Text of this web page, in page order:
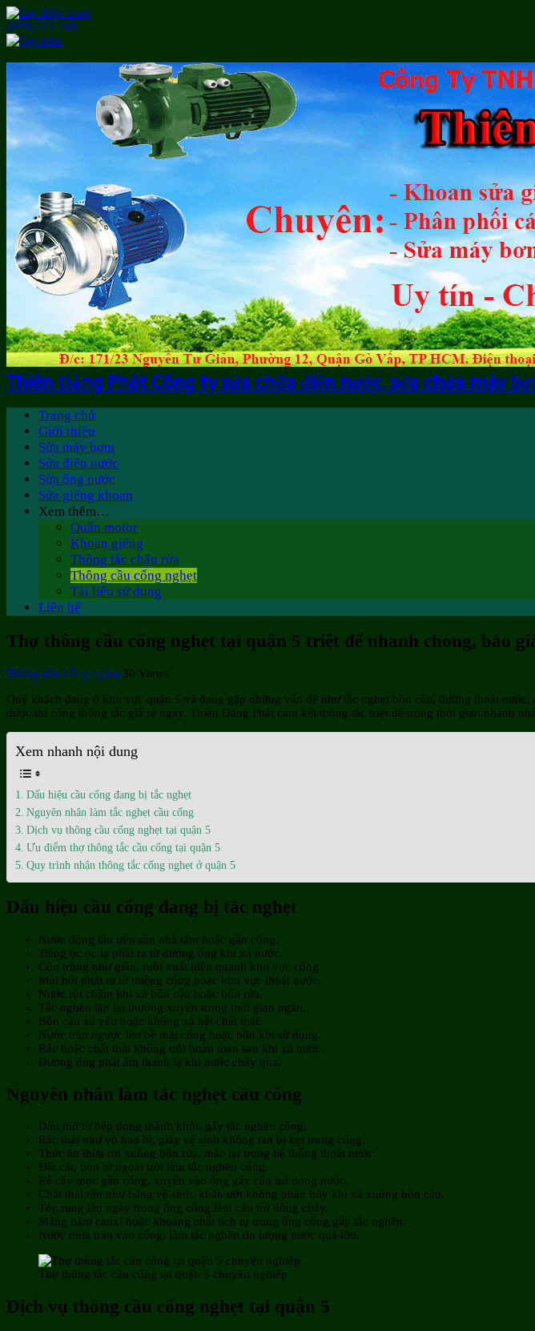
0978 333 168
Thiên Đăng Phát Công ty sửa chữa điện nước, sửa chữa máy
Trang chủ
Giới thiệu
Sửa máy bơm
Sửa điện nước
Sửa ống nước
Sửa giếng khoan
Xem thêm…
Quấn motor
Khoan giếng
Thông tắc chậu rửa
Thông cầu cống nghẹt
Tài liệu sử dụng
Liên hệ
Thợ thông cầu cống nghẹt tại quận 5 triệt để nhanh chóng, báo
Thông cầu cống nghẹt 30 Views
Quý khách đang ở khu vực quận 5 và đang gặp những vấn đề như tắc nghẹt bồn cầu, đường thoát
được thi công thông tắc giá rẻ ngay. Thiên Đăng Phát cam kết thông tắc triệt để trong thời gian nhanh
Xem nhanh nội dung
Dấu hiệu cầu cống đang bị tắc nghẹt
Nguyên nhân làm tắc nghẹt cầu cống
Dịch vụ thông cầu cống nghẹt tại quận 5
Ưu điểm thợ thông tắc cầu cống tại quận 5
Quy trình nhận thông tắc cống nghẹt ở quận 5
Dấu hiệu cầu cống đang bị tắc nghẹt
Nước đọng lâu trên sàn nhà tắm hoặc gần cống.
Tiếng ọc ọc lạ phát ra từ đường ống khi xả nước.
Côn trùng như gián, ruồi xuất hiện quanh khu vực cống.
Mùi hôi phát ra từ miệng cống hoặc khu vực thoát nước.
Nước rút chậm khi xả bồn cầu hoặc bồn rửa.
Tắc nghẽn lặp lại thường xuyên trong thời gian ngắn.
Bồn cầu xả yếu hoặc không xả hết chất thải.
Nước tràn ngược lên bề mặt cống hoặc bồn khi sử dụng.
Rác hoặc chất thải không trôi hoàn toàn sau khi xả nước.
Đường ống phát âm thanh lạ khi nước chảy qua.
Nguyên nhân làm tắc nghẹt cầu cống
Dầu mỡ từ bếp đóng thành khối, gây tắc nghẽn cống.
Rác thải như vỏ bao bì, giấy vệ sinh không tan bị kẹt trong cống.
Thức ăn thừa rơi xuống bồn rửa, mắc lại trong hệ thống thoát nước.
Đất cát, bùn từ ngoài trời làm tắc nghẽn cống.
Rễ cây mọc gần cống, xuyên vào ống gây cản trở dòng nước.
Chất thải rắn như băng vệ sinh, khăn ướt không phân hủy khi xả xuống bồn cầu.
Tóc rụng lâu ngày trong ống cống làm cản trở dòng chảy.
Mảng bám canxi hoặc khoáng chất tích tụ trong ống cống gây tắc nghẽn.
Nước mưa tràn vào cống, làm tắc nghẽn do lượng nước quá lớn.
Thợ thông tắc cầu cống tại quận 5 chuyên nghiêp
Dịch vụ thông cầu cống nghẹt tại quận 5